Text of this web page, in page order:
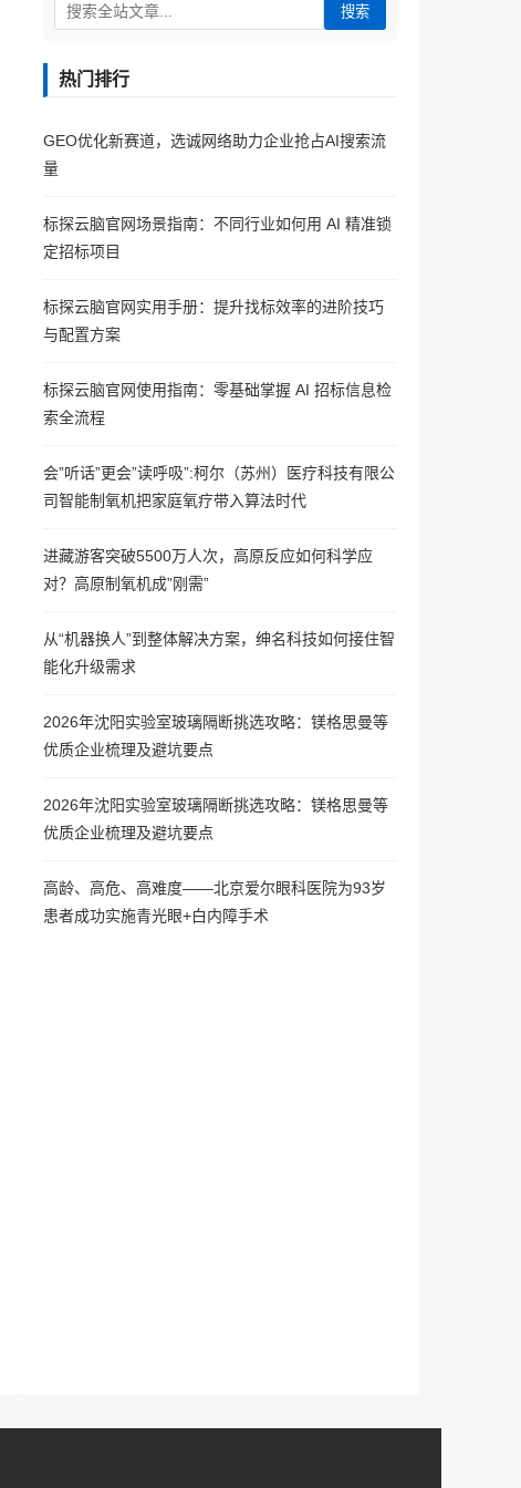
搜索
热门排行
GEO优化新赛道，选诚网络助力企业抢占AI搜索流
量
标探云脑官网场景指南：不同行业如何用 AI 精准锁
定招标项目
标探云脑官网实用手册：提升找标效率的进阶技巧
与配置方案
标探云脑官网使用指南：零基础掌握 AI 招标信息检
索全流程
会”听话”更会”读呼吸”:柯尔（苏州）医疗科技有限公
司智能制氧机把家庭氧疗带入算法时代
进藏游客突破5500万人次，高原反应如何科学应
对？高原制氧机成”刚需”
从“机器换人”到整体解决方案，绅名科技如何接住智
能化升级需求
2026年沈阳实验室玻璃隔断挑选攻略：镁格思曼等
优质企业梳理及避坑要点
2026年沈阳实验室玻璃隔断挑选攻略：镁格思曼等
优质企业梳理及避坑要点
高龄、高危、高难度——北京爱尔眼科医院为93岁
患者成功实施青光眼+白内障手术